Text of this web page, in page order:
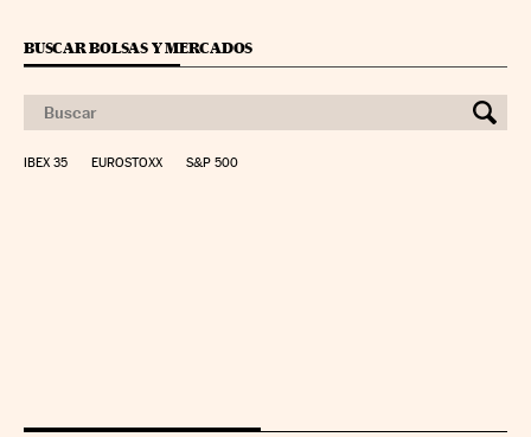
BUSCAR BOLSAS Y MERCADOS
IBEX 35 EUROSTOXX S&P 500